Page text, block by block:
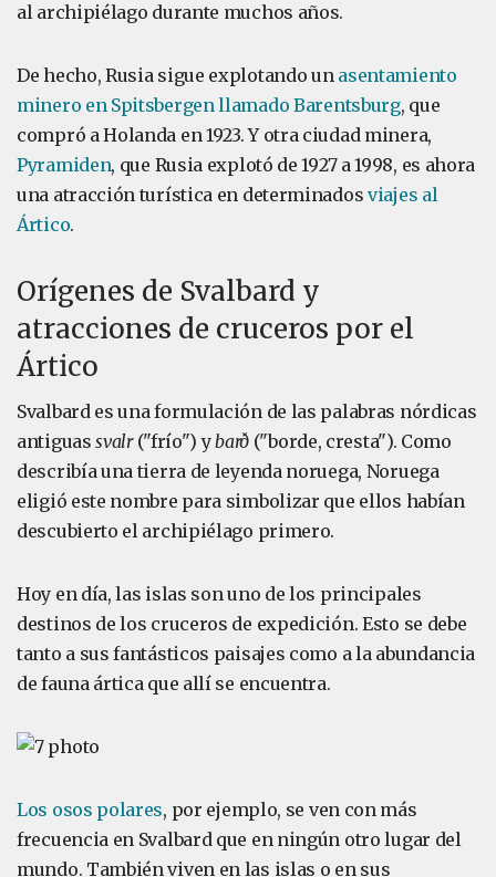
al archipiélago durante muchos años.
De hecho, Rusia sigue explotando un asentamiento
minero en Spitsbergen llamado Barentsburg, que
compró a Holanda en 1923. Y otra ciudad minera,
Pyramiden, que Rusia explotó de 1927 a 1998, es ahora
una atracción turística en determinadosviajes al
Ártico.
Orígenes de Svalbard y
atracciones de cruceros por el
Ártico
Svalbard es una formulación de las palabras nórdicas
antiguassvalr("frío") ybarð ("borde, cresta"). Como
describía una tierra de leyenda noruega, Noruega
eligió este nombre para simbolizar que ellos habían
descubierto el archipiélago primero.
Hoy en día, las islas son uno de los principales
destinos de los cruceros de expedición. Esto se debe
tanto a sus fantásticos paisajes como a la abundancia
de fauna ártica que allí se encuentra.
Los osos polares, por ejemplo, se ven con más
frecuencia en Svalbard que en ningún otro lugar del
mundo. También viven en las islas o en sus